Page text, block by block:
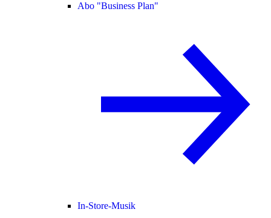
Abo "Business Plan"
In-Store-Musik